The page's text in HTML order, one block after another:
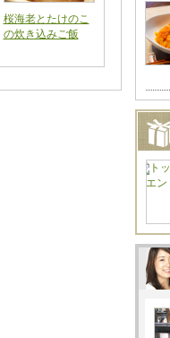
桜海老とたけのこ
の炊き込みご飯